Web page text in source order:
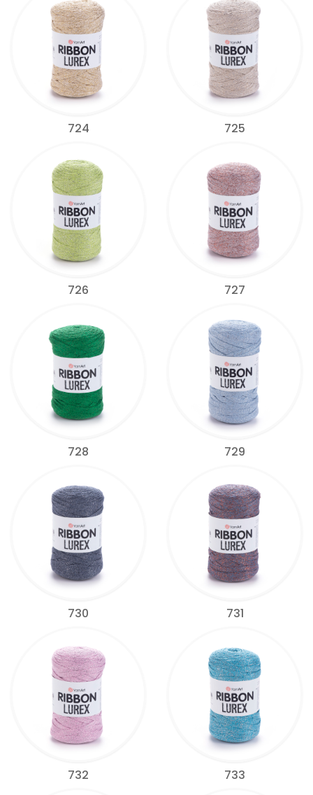
724 725
726 727
728 729
730 731
732 733